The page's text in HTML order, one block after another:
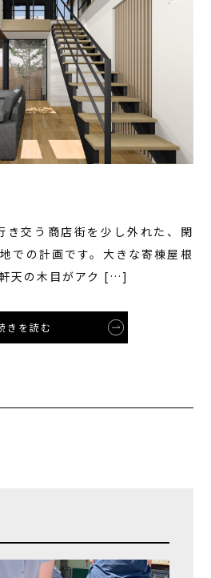
交う商店街を少し外れた、閑
での計画です。大きな寄棟屋根
天の木目がアク […]
きを読む